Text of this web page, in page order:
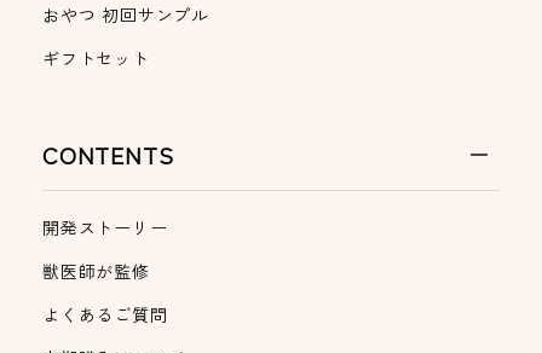
おやつ 初回サンプル
ギフトセット
CONTENTS
開発ストーリー
獣医師が監修
よくあるご質問